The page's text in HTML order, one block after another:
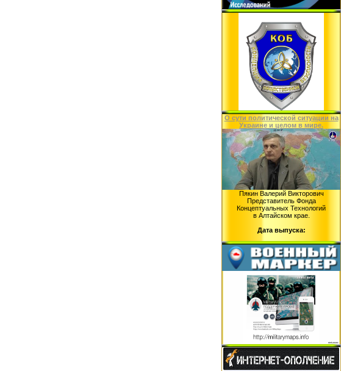
O сути политической ситуации на
Украине и целом в мире.
Пякин Валерий Викторович
Представитель Фонда
Концептуальных Технологий
в Алтайском крае.
Дата выпуска: